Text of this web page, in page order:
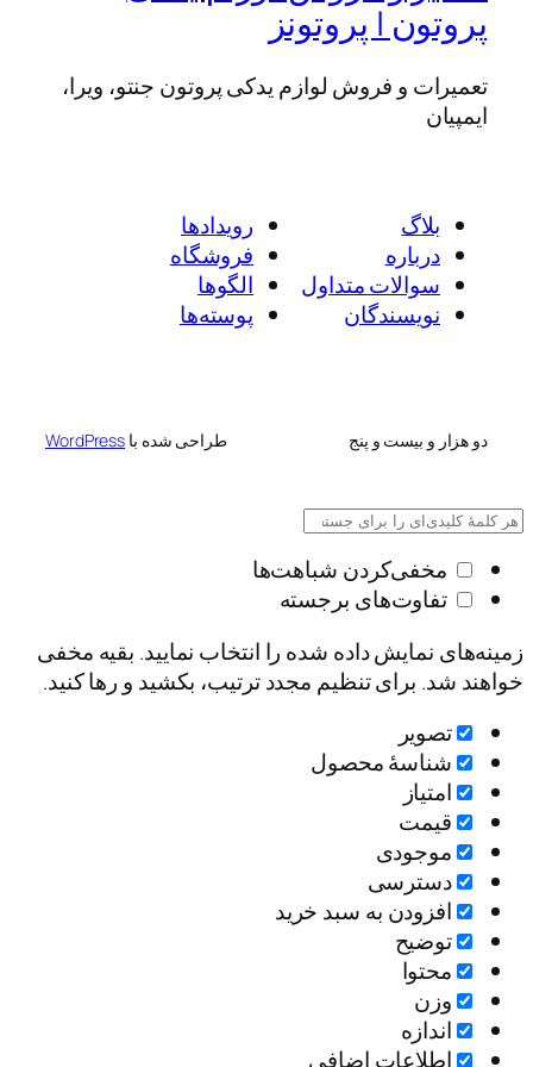
پروتون | پروتونز
تعمیرات و فروش لوازم یدکی پروتون جنتو، ویرا،
ایمپیان
بلاگ
درباره
سوالات متداول
نویسندگان
رویدادها
فروشگاه
الگوها
پوسته‌ها
دو هزار و بیست و پنج طراحی شده با WordPress
مخفی‌کردن شباهت‌ها
تفاوت‌های برجسته
زمینه‌های نمایش داده شده را انتخاب نمایید. بقیه مخفی
خواهند شد. برای تنظیم مجدد ترتیب، بکشید و رها کنید.
تصویر
شناسۀ محصول
امتیاز
قيمت
موجودی
دسترسی
افزودن به سبد خرید
توضیح
محتوا
وزن
اندازه
اطلاعات اضافی